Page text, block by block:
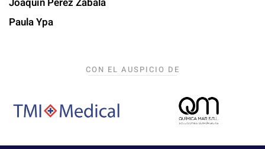
Paula Ypa
CON EL AUSPICIO DE